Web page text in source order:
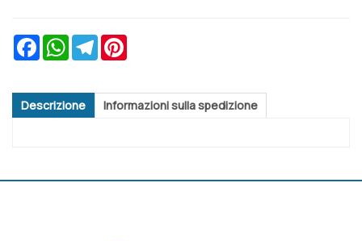
FacebookWhatsAppTelegram
Descrizione Informazioni sulla spedizione